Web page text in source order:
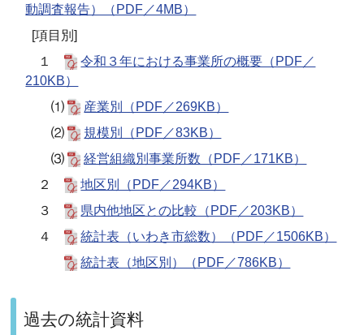
動調査報告）（PDF／4MB）
[項目別]
１
令和３年における事業所の概要（PDF／
210KB）
⑴
産業別（PDF／269KB）
⑵
規模別（PDF／83KB）
⑶
経営組織別事業所数（PDF／171KB）
２
地区別（PDF／294KB）
３
県内他地区との比較（PDF／203KB）
４
統計表（いわき市総数）（PDF／1506KB）
統計表（地区別）（PDF／786KB）
過去の統計資料